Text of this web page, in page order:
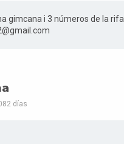
gimcana i 3 números de la rifa.
días